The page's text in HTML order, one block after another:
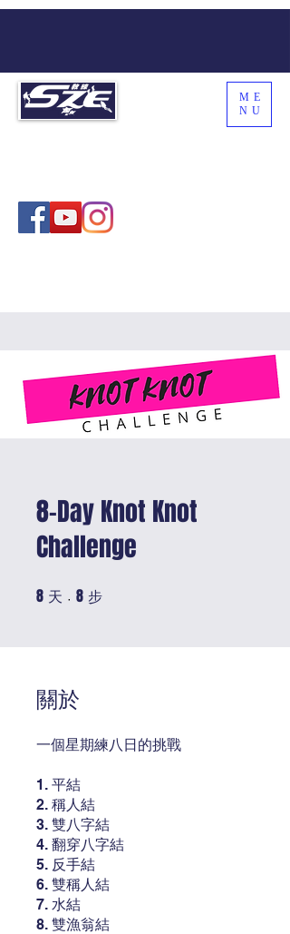
ME
NU
8-Day Knot Knot
Challenge
8 天 8 天8 步
關於
一個星期練八日的挑戰
1. 平結
2. 稱人結
3. 雙八字結
4. 翻穿八字結
5. 反手結
6. 雙稱人結
7. 水結
8. 雙漁翁結